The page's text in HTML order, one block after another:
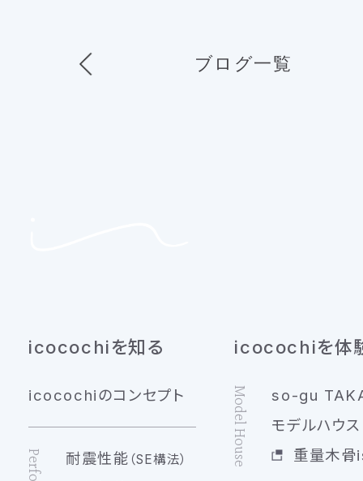
ブログ一覧
icocochiを知る
icocochiのコンセプト
耐震性能 （SE構法）
icocochiを体
Model House
so-gu
モデルハウ
重量木